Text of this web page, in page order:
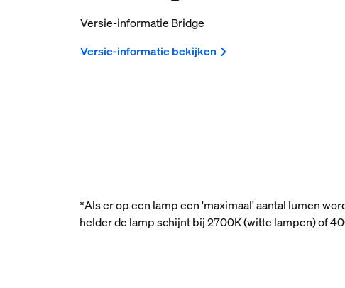
Versie-informatie Bridge
Versie-informatie bekijken
*Als er op een lamp een 'maximaal' aantal lumen
helder de lamp schijnt bij 2700K (witte lampen) of